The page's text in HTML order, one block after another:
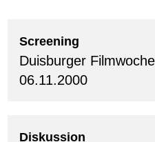
Screening
Duisburger
06.11.2000
Diskussion